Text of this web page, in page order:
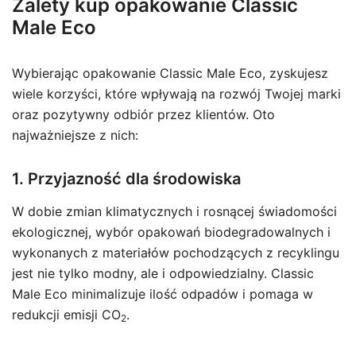
Zalety kup opakowanie Classic
Male Eco
Wybierając opakowanie Classic Male Eco, zyskujesz
wiele korzyści, które wpływają na rozwój Twojej marki
oraz pozytywny odbiór przez klientów. Oto
najważniejsze z nich:
1. Przyjazność dla środowiska
W dobie zmian klimatycznych i rosnącej świadomości
ekologicznej, wybór opakowań biodegradowalnych i
wykonanych z materiałów pochodzących z recyklingu
jest nie tylko modny, ale i odpowiedzialny. Classic
Male Eco minimalizuje ilość odpadów i pomaga w
redukcji emisji CO2.